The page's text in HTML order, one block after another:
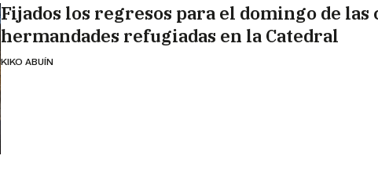
Fijados los regresos para el domingo de las
hermandades refugiadas en la Catedral
KIKO ABUÍN